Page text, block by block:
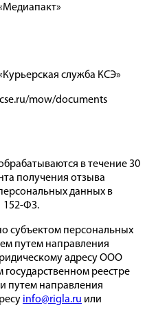
служба КСЭ»
mow/documents
в течение 30
получения отзыва
данных в
152-ФЗ.
субъектом персональных
путем направления
адресу ООО
государственном реестре
путем направления
info@rigla.ru или